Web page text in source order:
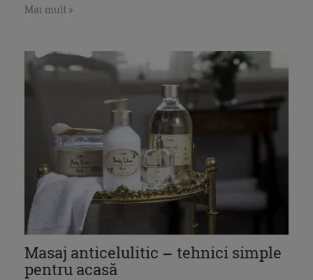
Mai mult »
Masaj anticelulitic – tehnici simple
pentru acasă